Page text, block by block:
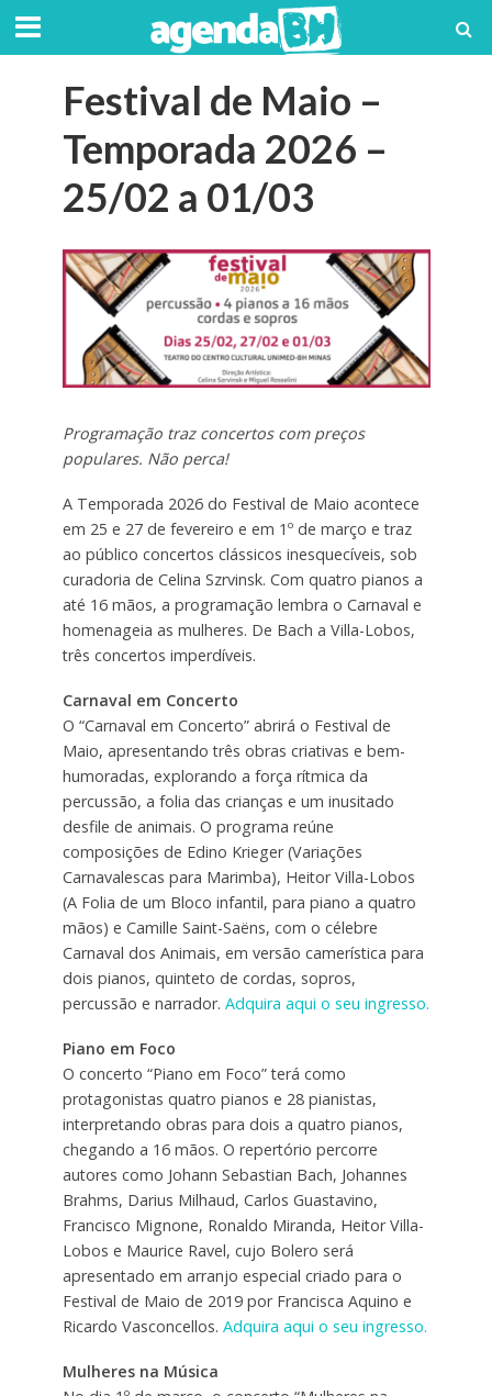
Festival de Maio –
Temporada 2026 –
25/02 a 01/03
Programação traz concertos com preços
populares. Não perca!
A Temporada 2026 do Festival de Maio acontece
em 25 e 27 de fevereiro e em 1º de março e traz
ao público concertos clássicos inesquecíveis, sob
curadoria de Celina Szrvinsk. Com quatro pianos a
até 16 mãos, a programação lembra o Carnaval e
homenageia as mulheres. De Bach a Villa-Lobos,
três concertos imperdíveis.
Carnaval em Concerto
O “Carnaval em Concerto” abrirá o Festival de
Maio, apresentando três obras criativas e bem-
humoradas, explorando a força rítmica da
percussão, a folia das crianças e um inusitado
desfile de animais. O programa reúne
composições de Edino Krieger (Variações
Carnavalescas para Marimba), Heitor Villa-Lobos
(A Folia de um Bloco infantil, para piano a quatro
mãos) e Camille Saint-Saëns, com o célebre
Carnaval dos Animais, em versão camerística para
dois pianos, quinteto de cordas, sopros,
percussão e narrador. Adquira aqui o seu ingresso.
Piano em Foco
O concerto “Piano em Foco” terá como
protagonistas quatro pianos e 28 pianistas,
interpretando obras para dois a quatro pianos,
chegando a 16 mãos. O repertório percorre
autores como Johann Sebastian Bach, Johannes
Brahms, Darius Milhaud, Carlos Guastavino,
Francisco Mignone, Ronaldo Miranda, Heitor Villa-
Lobos e Maurice Ravel, cujo Bolero será
apresentado em arranjo especial criado para o
Festival de Maio de 2019 por Francisca Aquino e
Ricardo Vasconcellos. Adquira aqui o seu ingresso.
Mulheres na Música